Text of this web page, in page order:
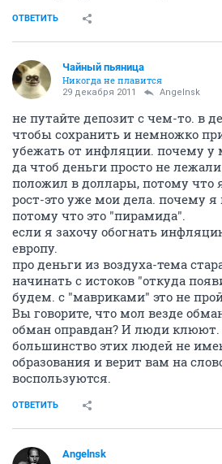
ОТВЕТИТЬ
Чайный пьяница
Никогда не плавится
29 декабря 2011 Angelnsk
не путайте депозит с чем-то. в
чтобы сохранить и немножко
убежать от инфляции. почему у
да чтоб деньги просто не
положил в доллары, потому что
рост-это уже мои дела. почему
потому что это "пирамида".
если я захочу обогнать
европу.
про деньги из воздуха-тема
начинать с истоков "откуда
будем. с "мавриками" это не
Вы говорите, что мол везде
обман оправдан? И люди клюют.
большинство этих людей не
образования и верит вам на
воспользуются.
ОТВЕТИТЬ
Angelnsk